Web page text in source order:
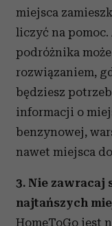
miejsca
liczyć na
podróżnika
rozwiązaniem,
będziesz
informacji o
benzynowej,
nawet miejsca
3. Nie zawracaj
najtańszych
HomeToGo jest